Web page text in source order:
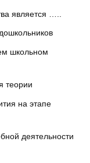
является …..
школьном
теории
на этапе
деятельности